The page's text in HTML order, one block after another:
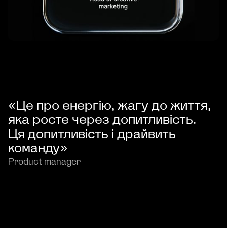
«Це про енергію, жагу до життя,
яка росте через допитливість.
Ця допитливість і драйвить
команду»
Product manager